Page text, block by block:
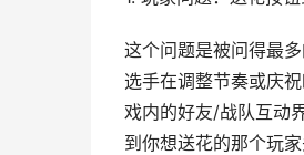
这个问题是被问得最
选手在调整节奏或庆
戏内的好友/战队互动
到你想送花的那个玩